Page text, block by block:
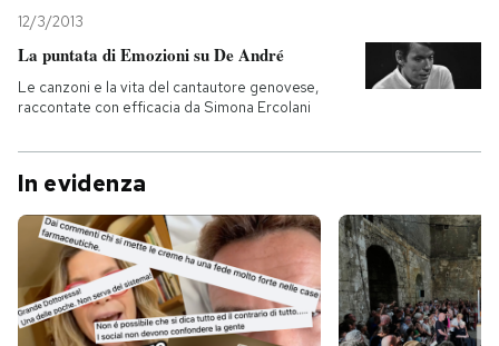
12/3/2013
La puntata di Emozioni su De André
Le canzoni e la vita del cantautore genovese,
raccontate con efficacia da Simona Ercolani
In evidenza